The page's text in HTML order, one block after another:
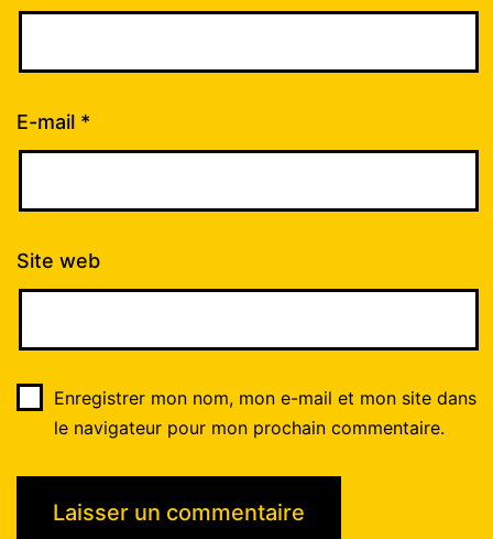
E-mail *
Site web
Enregistrer mon nom, mon e-mail et mon site dans
le navigateur pour mon prochain commentaire.